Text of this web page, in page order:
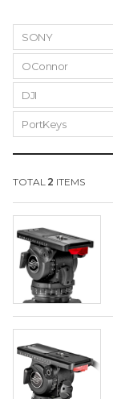
SONY
OConnor
DJI
PortKeys
TOTAL 2 ITEMS